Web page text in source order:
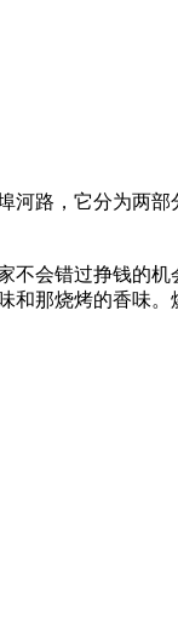
路，它分为两
会错过挣钱的
那烧烤的香味